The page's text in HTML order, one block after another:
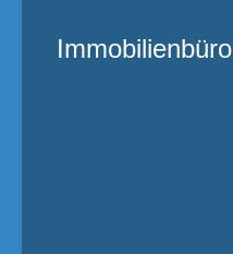
Komm.Rat.